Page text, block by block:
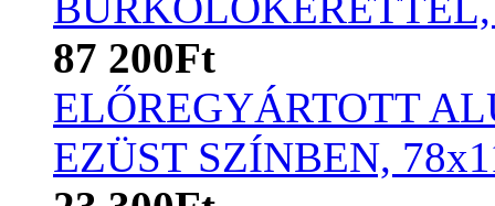
87 200Ft
ELŐREGYÁRTOTT
EZÜST SZÍNBEN,